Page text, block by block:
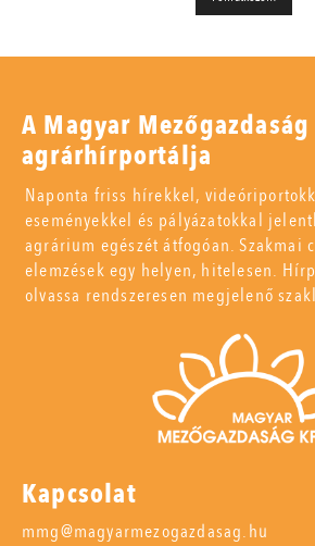
A Magyar
agrárhírportálja
Naponta friss hírekkel,
eseményekkel és pályázatokkal
agrárium egészét átfogóan. Szakmai
elemzések egy helyen, hitelesen.
olvassa rendszeresen megjelenő
Kapcsolat
mmg@magyarmezogazdasag.hu